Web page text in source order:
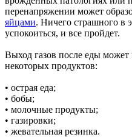
перенапряжении может
яйцами. Ничего страшного в
успокоиться, и все пройдет.
Выход газов после еды может
некоторых продуктов:
• острая еда;
• бобы;
• молочные продукты;
• газировки;
• жевательная резинка.